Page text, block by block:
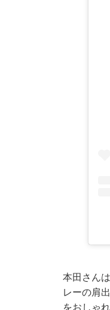
本田さん
レーの肩
をおしゃ